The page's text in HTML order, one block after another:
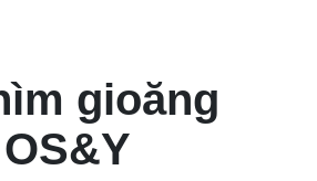
gioăng